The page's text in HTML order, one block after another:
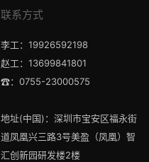
联系方式
李工：19926592198
赵工：13699841801
☎：0755-23000575
地址(中国)：深圳市宝安区福永街
道凤凰兴三路3号美盈（凤凰）智
汇创新园研发楼2楼